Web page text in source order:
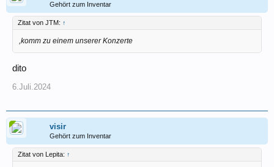
Gehört zum Inventar
Zitat von JTM: ↑
,komm zu einem unserer Konzerte
dito
6.Juli.2024
visir
Gehört zum Inventar
Zitat von Lepita: ↑